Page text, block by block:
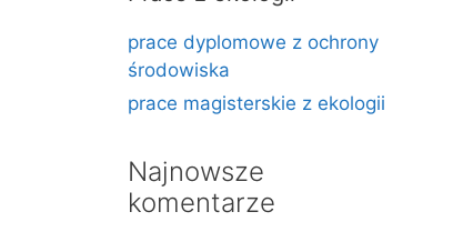
prace dyplomowe z ochrony
środowiska
prace magisterskie z ekologii
Najnowsze
komentarze